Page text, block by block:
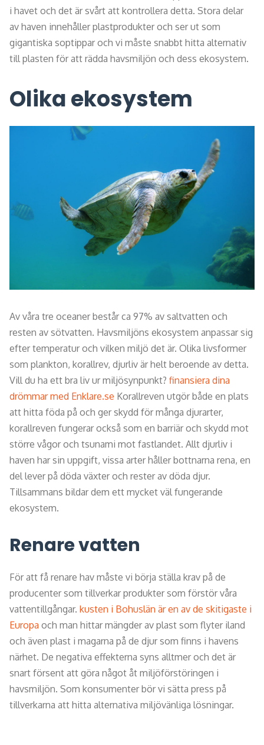
i havet och det är svårt att kontrollera detta. Stora delar
av haven innehåller plastprodukter och ser ut som
gigantiska soptippar och vi måste snabbt hitta alternativ
till plasten för att rädda havsmiljön och dess ekosystem.
Olika ekosystem
Av våra tre oceaner består ca 97% av saltvatten och
resten av sötvatten. Havsmiljöns ekosystem anpassar sig
efter temperatur och vilken miljö det är. Olika livsformer
som plankton, korallrev, djurliv är helt beroende av detta.
Vill du ha ett bra liv ur miljösynpunkt? finansiera dina
drömmar med Enklare.se Korallreven utgör både en plats
att hitta föda på och ger skydd för många djurarter,
korallreven fungerar också som en barriär och skydd mot
större vågor och tsunami mot fastlandet. Allt djurliv i
haven har sin uppgift, vissa arter håller bottnarna rena, en
del lever på döda växter och rester av döda djur.
Tillsammans bildar dem ett mycket väl fungerande
ekosystem.
Renare vatten
För att få renare hav måste vi börja ställa krav på de
producenter som tillverkar produkter som förstör våra
vattentillgångar. kusten i Bohuslän är en av de skitigaste i
Europa och man hittar mängder av plast som flyter iland
och även plast i magarna på de djur som finns i havens
närhet. De negativa effekterna syns alltmer och det är
snart försent att göra något åt miljöförstöringen i
havsmiljön. Som konsumenter bör vi sätta press på
tillverkarna att hitta alternativa miljövänliga lösningar.